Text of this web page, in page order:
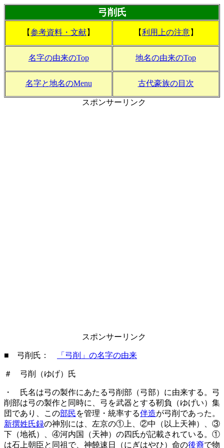
弓削氏
【参考資料・文献】 【利用上の注意】
名字の由来のTop 地名の由来のTop
名字と地名のMenu 古代豪族の目次
スポンサーリンク
スポンサーリンク
■ 弓削氏： 「弓削」の名字の由来
＃ 弓削（ゆげ）氏
・ 氏名は弓の製作にあたる弓削部（弓部）に由来する。弓
削部は弓の製作と同時に、弓を武器とする靭負（ゆげい）集
団であり、この部民を管理・統率する伴造が弓削であった。
新撰姓氏録の神別には、左京の①上、②中（以上天神）、③
下（地祇）、④河内国（天神）の四氏が記載されている。①
は石上朝臣と同祖で、神饒速日（にぎはやひ）命の後裔で物